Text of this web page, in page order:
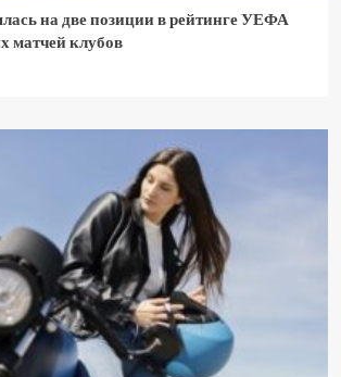
на две позиции в рейтинге УЕФА
матчей клубов